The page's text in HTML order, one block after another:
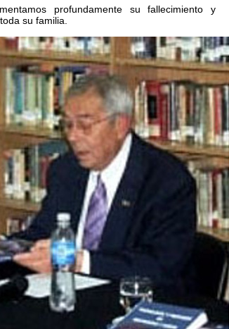
profundamente su fallecimiento y
su familia.